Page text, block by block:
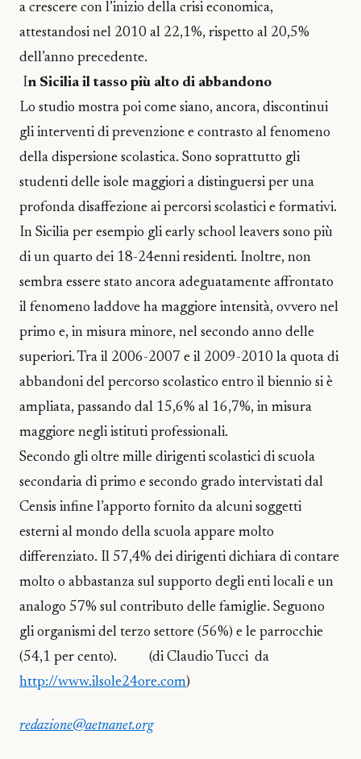
a crescere con l’inizio della crisi economica,
attestandosi nel 2010 al 22,1%, rispetto al 20,5%
dell’anno precedente.
In Sicilia il tasso più alto di abbandono
Lo studio mostra poi come siano, ancora, discontinui
gli interventi di prevenzione e contrasto al fenomeno
della dispersione scolastica. Sono soprattutto gli
studenti delle isole maggiori a distinguersi per una
profonda disaffezione ai percorsi scolastici e formativi.
In Sicilia per esempio gli early school leavers sono più
di un quarto dei 18-24enni residenti. Inoltre, non
sembra essere stato ancora adeguatamente affrontato
il fenomeno laddove ha maggiore intensità, ovvero nel
primo e, in misura minore, nel secondo anno delle
superiori. Tra il 2006-2007 e il 2009-2010 la quota di
abbandoni del percorso scolastico entro il biennio si è
ampliata, passando dal 15,6% al 16,7%, in misura
maggiore negli istituti professionali.
Secondo gli oltre mille dirigenti scolastici di scuola
secondaria di primo e secondo grado intervistati dal
Censis infine l’apporto fornito da alcuni soggetti
esterni al mondo della scuola appare molto
differenziato. Il 57,4% dei dirigenti dichiara di contare
molto o abbastanza sul supporto degli enti locali e un
analogo 57% sul contributo delle famiglie. Seguono
gli organismi del terzo settore (56%) e le parrocchie
(54,1 per cento). (di Claudio Tucci da
http://www.ilsole24ore.com)
redazione@aetnanet.org